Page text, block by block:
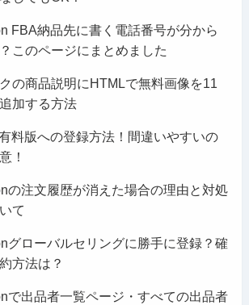
FBA納品先に書く電話番号が分から
このページにまとめました
の商品説明にHTMLで無料画像を11
加する方法
料版への登録方法！間違いやすいの
！
の注文履歴が消えた場合の理由と対処
て
グローバルセリングに勝手に登録？確
方法は？
で出品者一覧ページ・すべての出品者